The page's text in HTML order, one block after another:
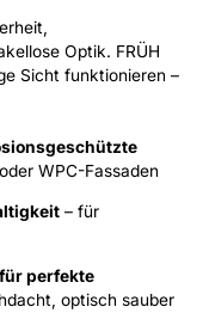
Optik. FRÜH
Sicht funktionieren –
WPC-Fassaden
– für
perfekte
optisch sauber